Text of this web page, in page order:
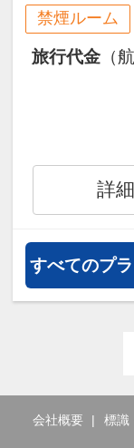
旅行
泊・
フラ
JAL
オプ
約）
禁煙ルーム
旅行代金 （
詳細
すべてのプ
会社概要 標識